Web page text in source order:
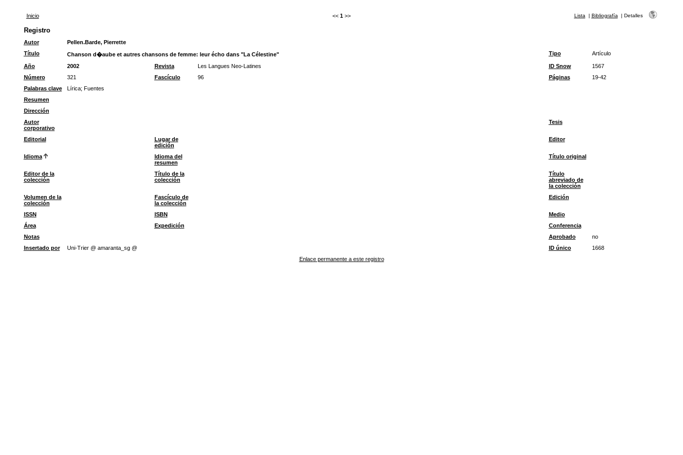
Inicio << 1 >> Lista | Bibliografía | Detalles
Registro
Autor
Pellen.Barde, Pierrette
Título
Chanson d�aube et autres chansons de femme: leur écho dans "La Célestine" Tipo Artículo
Año 2002 Revista Les Langues Neo-Latines ID Snow
1567
Número
321 Fascículo 96 Páginas
19-42
Palabras clave
Lírica; Fuentes
Resumen
Dirección
Autor
corporativo
Tesis
Editorial
Lugar de
edición
Editor
Idioma
Idioma del
resumen
Título original
Editor de la
colección
Título de la
colección
Título
abreviado de
la colección
Volumen de la
colección
Fascículo de
la colección
Edición
ISSN ISBN
Medio
Área
Expedición
Conferencia
Notas
Aprobado
no
Insertado por
Uni-Trier @ amaranta_sg @ ID único
1668
Enlace permanente a este registro